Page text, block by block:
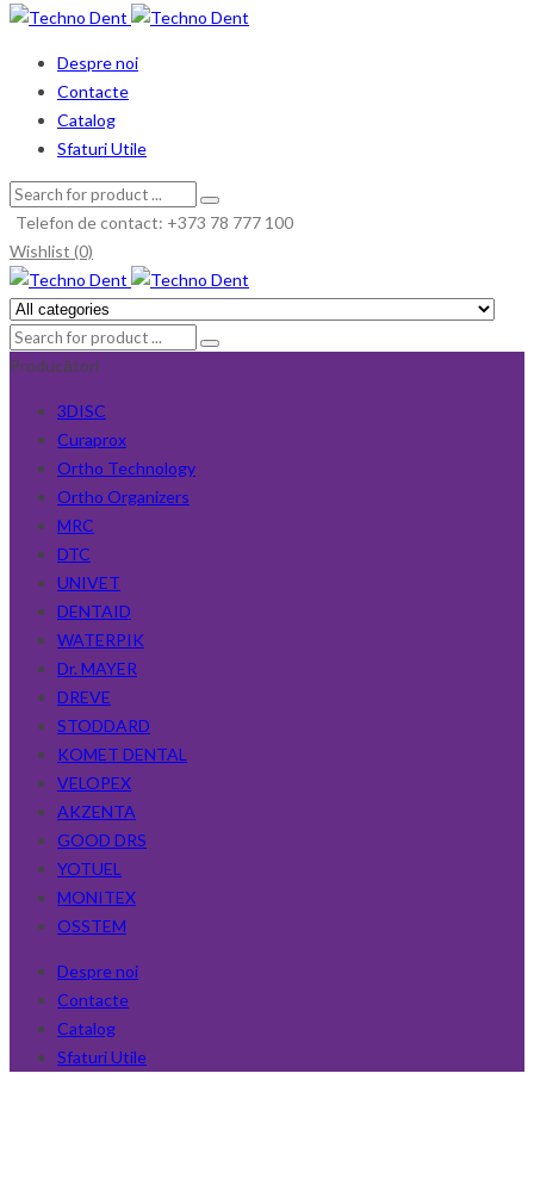
Despre noi
Contacte
Catalog
Sfaturi Utile
Telefon de contact: +373 78 777 100
Wishlist (0)
Producători
3DISC
Curaprox
Ortho Technology
Ortho Organizers
MRC
DTC
UNIVET
DENTAID
WATERPIK
Dr. MAYER
DREVE
STODDARD
KOMET DENTAL
VELOPEX
AKZENTA
GOOD DRS
YOTUEL
MONITEX
OSSTEM
Despre noi
Contacte
Catalog
Sfaturi Utile